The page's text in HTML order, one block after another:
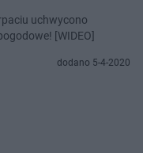
uchwycono
[WIDEO]
dodano 5-4-2020